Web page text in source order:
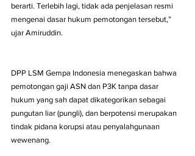
berarti. Terlebih lagi, tidak ada penjelasan resmi
mengenai dasar hukum pemotongan tersebut,”
ujar Amiruddin.
DPP LSM Gempa Indonesia menegaskan bahwa
pemotongan gaji ASN dan P3K tanpa dasar
hukum yang sah dapat dikategorikan sebagai
pungutan liar (pungli), dan berpotensi merupakan
tindak pidana korupsi atau penyalahgunaan
wewenang.